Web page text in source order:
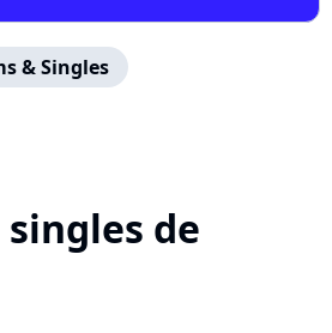
& Singles
de